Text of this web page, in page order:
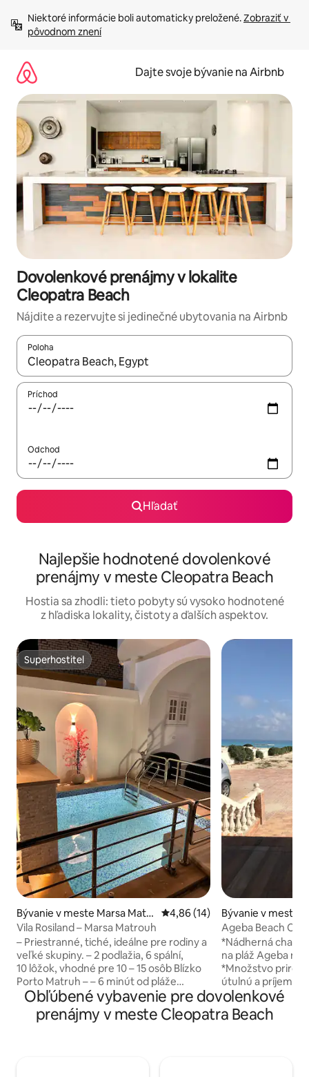
obsah.
Niektoré informácie boli automaticky preložené. Zobraziť v
pôvodnom znení
Dajte svoje bývanie na Airbnb
Dovolenkové prenájmy v lokalite
Cleopatra Beach
Nájdite a rezervujte si jedinečné ubytovania na Airbnb
Poloha
Keď budú výsledky k dispozícii, môžete si ich prechádzať
Príchod
Odchod
Hľadať
Najlepšie hodnotené dovolenkové
prenájmy v meste Cleopatra Beach
Hostia sa zhodli: tieto pobyty sú vysoko hodnotené
z hľadiska lokality, čistoty a ďalších aspektov.
Superhostiteľ
Superhostiteľ
Bývanie v meste Marsa Matr
uh
Priemerné ohodnotenie 4,86
4,86 (14)
Vila Rosiland – Marsa Matrouh
– Priestranné, tiché, ideálne pre rodiny a
veľké skupiny. – 2 podlažia, 6 spální,
10 lôžok, vhodné pre 10 – 15 osôb ‎Blízko
Porto Matruh – – 6 minút od pláže
Kleopatra (autom) - Vedľa cesty Siwa
Road (ideálne na oddychovú zastávku) –
2 kuchyne, 2 recepcie – Wi-Fi,
Bývanie v meste
Ageba Beach
Matrouh 1. rad pri
*Nádherná chata
na pláž Ageba na
*Množstvo
útulnú a
*Komfortný
nábytkom na
jedálenský stôl s
Obľúbené vybavenie pre dovolenkové
prenájmy v meste Cleopatra Beach